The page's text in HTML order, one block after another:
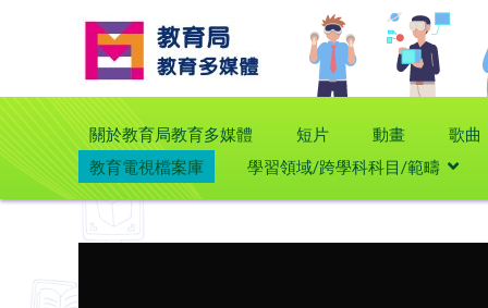
關於教育局教育多媒體 短片 動畫
歌曲
教育電視檔案庫
學習領域/跨學科科目/範疇